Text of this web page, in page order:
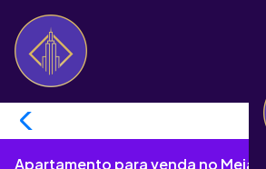
Apartamento para venda no Meia